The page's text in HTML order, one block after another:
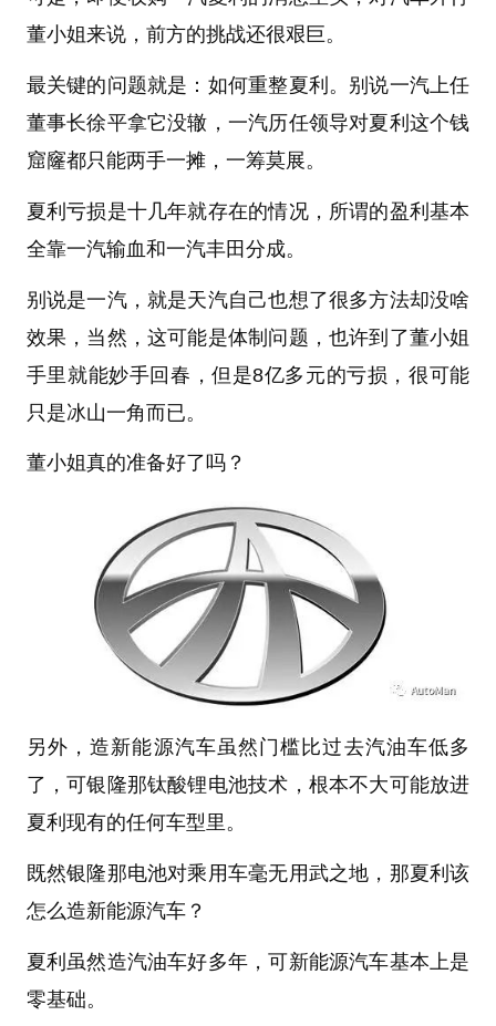
董小姐来说，前方的挑战还很艰巨。
最关键的问题就是：如何重整夏利。别说一汽上任
董事长徐平拿它没辙，一汽历任领导对夏利这个钱
窟窿都只能两手一摊，一筹莫展。
夏利亏损是十几年就存在的情况，所谓的盈利基本
全靠一汽输血和一汽丰田分成。
别说是一汽，就是天汽自己也想了很多方法却没啥
效果，当然，这可能是体制问题，也许到了董小姐
手里就能妙手回春，但是8亿多元的亏损，很可能
只是冰山一角而已。
董小姐真的准备好了吗？
另外，造新能源汽车虽然门槛比过去汽油车低多
了，可银隆那钛酸锂电池技术，根本不大可能放进
夏利现有的任何车型里。
既然银隆那电池对乘用车毫无用武之地，那夏利该
怎么造新能源汽车？
夏利虽然造汽油车好多年，可新能源汽车基本上是
零基础。